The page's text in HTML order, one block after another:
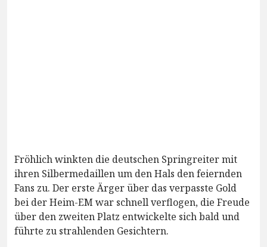
Fröhlich winkten die deutschen Springreiter mit
ihren Silbermedaillen um den Hals den feiernden
Fans zu. Der erste Ärger über das verpasste Gold
bei der Heim-EM war schnell verflogen, die Freude
über den zweiten Platz entwickelte sich bald und
führte zu strahlenden Gesichtern.